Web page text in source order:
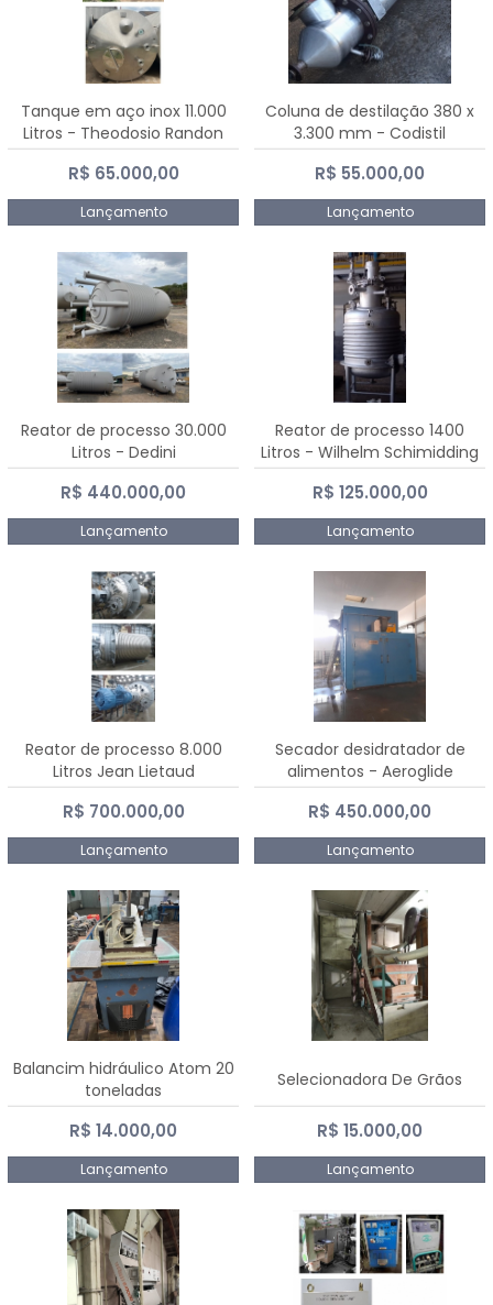
Tanque em aço inox 11.000
Litros - Theodosio Randon
R$ 65.000,00
Lançamento
Coluna de destilação 380 x
3.300 mm - Codistil
R$ 55.000,00
Lançamento
Reator de processo 30.000
Litros - Dedini
R$ 440.000,00
Lançamento
Reator de processo 1400
Litros - Wilhelm Schimidding
R$ 125.000,00
Lançamento
Reator de processo 8.000
Litros Jean Lietaud
R$ 700.000,00
Lançamento
Secador desidratador de
alimentos - Aeroglide
R$ 450.000,00
Lançamento
Balancim hidráulico Atom 20
toneladas
R$ 14.000,00
Lançamento
Selecionadora De Grãos
R$ 15.000,00
Lançamento